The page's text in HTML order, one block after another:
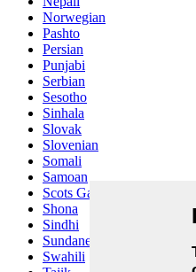
Norwegian
Pashto
Persian
Punjabi
Serbian
Sesotho
Sinhala
Slovak
Slovenian
Somali
Samoan
Scots Gaelic
Shona
Sindhi
Sundanese
Swahili